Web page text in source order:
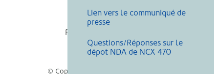
Mentions légales
Politique de cookies
Recherche
© Copyright Nicox, Tous droits réservés
Lien vers le communiqué de
presse
Questions/Réponses sur le
dépot NDA de NCX 470